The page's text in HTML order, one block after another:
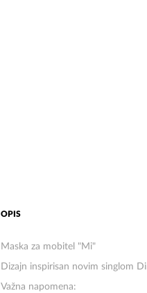
OPIS
Maska za mobitel "Mi"
Dizajn inspirisan novim singlom
Važna napomena: